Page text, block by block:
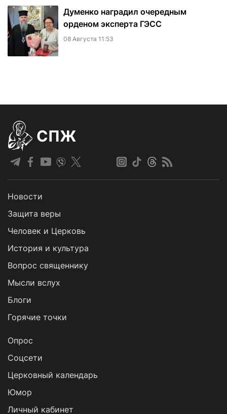
Думенко наградил очередным
орденом эксперта ГЭСС
08 Августа 11:53
СПЖ
Новости
Защита веры
Человек и Церковь
История и культура
Вопрос священнику
Мысли вслух
Блоги
Горячие точки
Опрос
Cоцсети
Церковный календарь
Юмор
Личный кабинет